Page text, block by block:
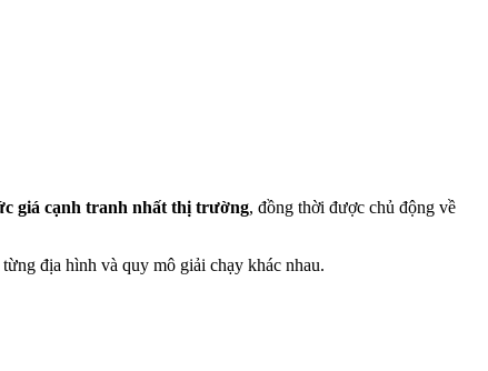
giá cạnh tranh nhất thị trường, đồng thời được chủ động về
địa hình và quy mô giải chạy khác nhau.